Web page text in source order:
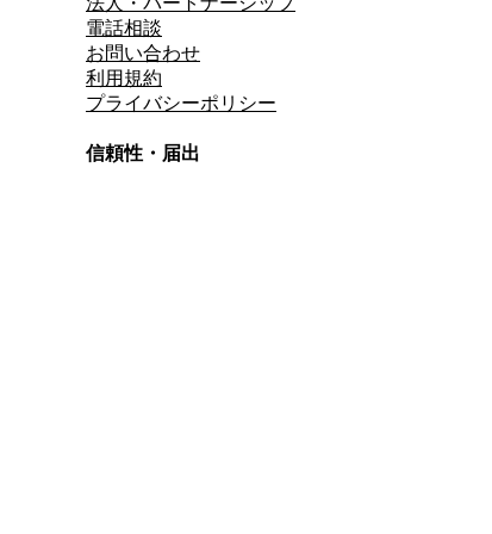
電話相談
お問い合わせ
利用規約
プライバシーポリシー
信頼性・届出